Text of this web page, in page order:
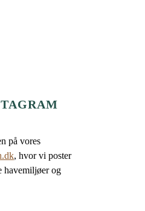
på vores
, hvor vi poster
havemiljøer og